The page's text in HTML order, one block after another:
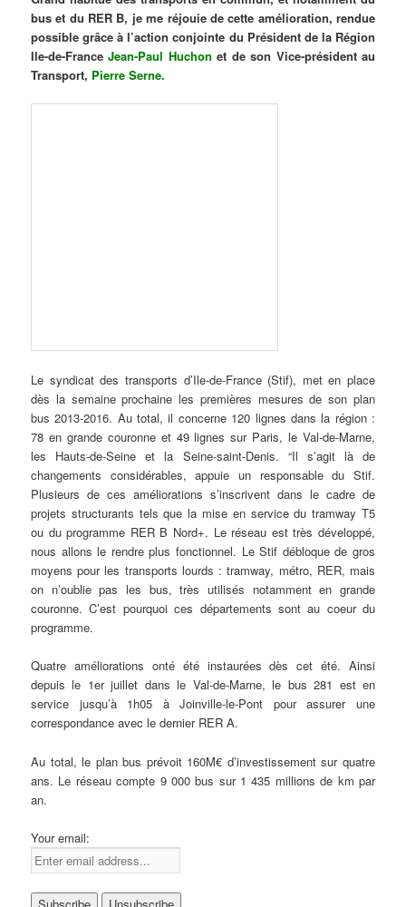
bus et du RER B, je me réjouie de cette amélioration, rendue
possible grâce à l’action conjointe du Président de la Région
Ile-de-FranceJean-Paul Huchon et de son Vice-président au
Transport, Pierre Serne.
Le syndicat des transports d’Ile-de-France (Stif), met en place
dès la semaine prochaine les premières mesures de son plan
bus 2013-2016. Au total, il concerne 120 lignes dans la région :
78 en grande couronne et 49 lignes sur Paris, le Val-de-Marne,
les Hauts-de-Seine et la Seine-saint-Denis. “Il s’agit là de
changements considérables, appuie un responsable du Stif.
Plusieurs de ces améliorations s’inscrivent dans le cadre de
projets structurants tels que la mise en service du tramway T5
ou du programme RER B Nord+. Le réseau est très développé,
nous allons le rendre plus fonctionnel. Le Stif débloque de gros
moyens pour les transports lourds : tramway, métro, RER, mais
on n’oublie pas les bus, très utilisés notamment en grande
couronne. C’est pourquoi ces départements sont au coeur du
programme.
Quatre améliorations onté été instaurées dès cet été. Ainsi
depuis le 1er juillet dans le Val-de-Marne, le bus 281 est en
service jusqu’à 1h05 à Joinville-le-Pont pour assurer une
correspondance avec le dernier RER A.
Au total, le plan bus prévoit 160M€ d’investissement sur quatre
ans. Le réseau compte 9 000 bus sur 1 435 millions de km par
an.
Your email: